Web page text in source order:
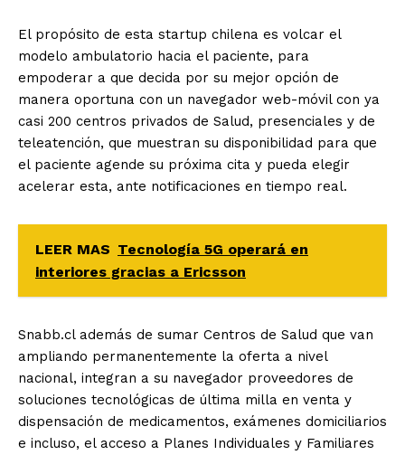
El propósito de esta startup chilena es volcar el
modelo ambulatorio hacia el paciente, para
empoderar a que decida por su mejor opción de
manera oportuna con un navegador web-móvil con ya
casi 200 centros privados de Salud, presenciales y de
teleatención, que muestran su disponibilidad para que
el paciente agende su próxima cita y pueda elegir
acelerar esta, ante notificaciones en tiempo real.
LEER MAS Tecnología 5G operará en
interiores gracias a Ericsson
Snabb.cl además de sumar Centros de Salud que van
ampliando permanentemente la oferta a nivel
nacional, integran a su navegador proveedores de
soluciones tecnológicas de última milla en venta y
dispensación de medicamentos, exámenes domiciliarios
e incluso, el acceso a Planes Individuales y Familiares